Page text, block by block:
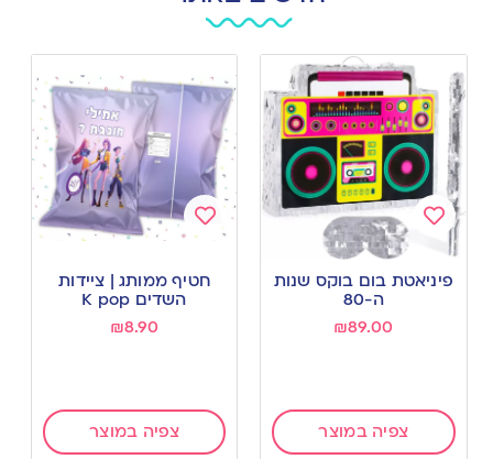
Add
to
wishlist
פיניאטת בום בוקס שנות
ה-80
₪89.00
צפיה במוצר
wishlist
חטיף ממותג | ציידות
השדים K pop
₪8.90
צפיה במוצר